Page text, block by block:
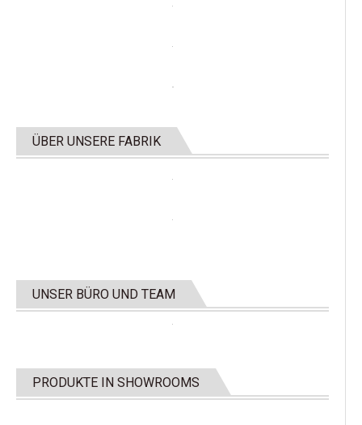
ÜBER UNSERE FABRIK
UNSER BÜRO UND TEAM
PRODUKTE IN SHOWROOMS